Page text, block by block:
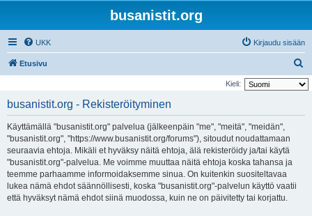
busanistit.org
UKK Kirjaudu sisään
Etusivu
t
Kieli:
busanistit.org - Rekisteröityminen
Käyttämällä "busanistit.org" palvelua (jälkeenpäin "me", "meitä", "meidän",
"busanistit.org", "https://www.busanistit.org/forums"), sitoudut noudattamaan
seuraavia ehtoja. Mikäli et hyväksy näitä ehtoja, älä rekisteröidy ja/tai käytä
"busanistit.org"-palvelua. Me voimme muuttaa näitä ehtoja koska tahansa ja
teemme parhaamme informoidaksemme sinua. On kuitenkin suositeltavaa
lukea nämä ehdot säännöllisesti, koska "busanistit.org"-palvelun käyttö vaatii
että hyväksyt nämä ehdot siinä muodossa, kuin ne on päivitetty tai korjattu.